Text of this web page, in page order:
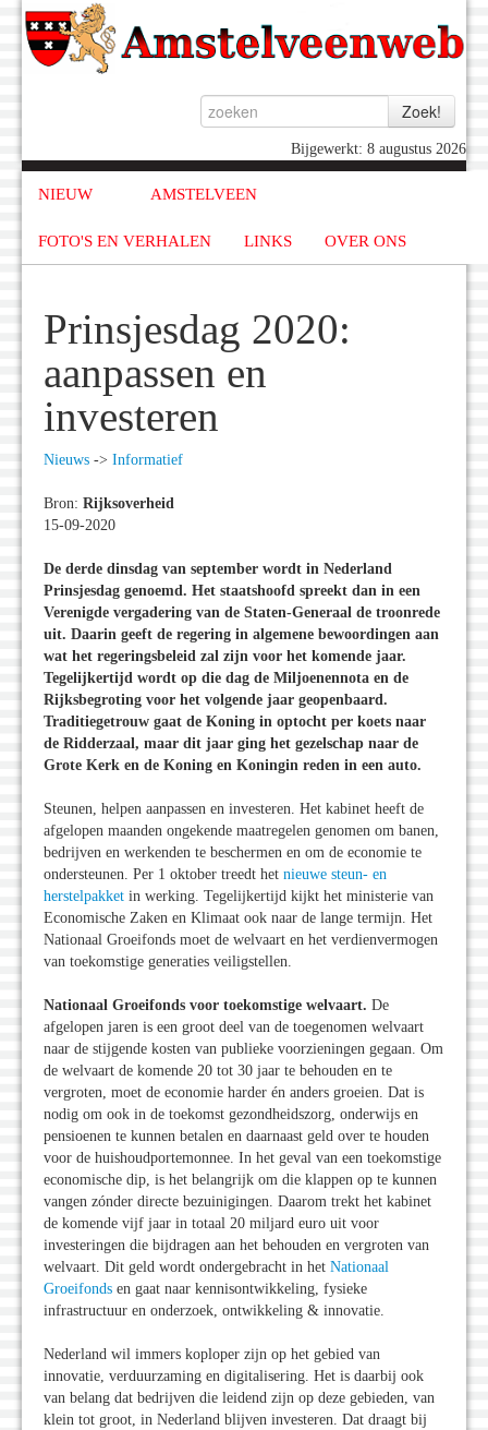
Bijgewerkt: 8 augustus 2026
NIEUW AMSTELVEEN
FOTO'S EN VERHALEN LINKS OVER ONS
Prinsjesdag 2020:
aanpassen en
investeren
Nieuws -> Informatief
Bron: Rijksoverheid
15-09-2020
De derde dinsdag van september wordt in Nederland
Prinsjesdag genoemd. Het staatshoofd spreekt dan in een
Verenigde vergadering van de Staten-Generaal de troonrede
uit. Daarin geeft de regering in algemene bewoordingen aan
wat het regeringsbeleid zal zijn voor het komende jaar.
Tegelijkertijd wordt op die dag de Miljoenennota en de
Rijksbegroting voor het volgende jaar geopenbaard.
Traditiegetrouw gaat de Koning in optocht per koets naar
de Ridderzaal, maar dit jaar ging het gezelschap naar de
Grote Kerk en de Koning en Koningin reden in een auto.
Steunen, helpen aanpassen en investeren. Het kabinet heeft de
afgelopen maanden ongekende maatregelen genomen om banen,
bedrijven en werkenden te beschermen en om de economie te
ondersteunen. Per 1 oktober treedt het nieuwe steun- en
herstelpakket in werking. Tegelijkertijd kijkt het ministerie van
Economische Zaken en Klimaat ook naar de lange termijn. Het
Nationaal Groeifonds moet de welvaart en het verdienvermogen
van toekomstige generaties veiligstellen.
Nationaal Groeifonds voor toekomstige welvaart. De
afgelopen jaren is een groot deel van de toegenomen welvaart
naar de stijgende kosten van publieke voorzieningen gegaan. Om
de welvaart de komende 20 tot 30 jaar te behouden en te
vergroten, moet de economie harder én anders groeien. Dat is
nodig om ook in de toekomst gezondheidszorg, onderwijs en
pensioenen te kunnen betalen en daarnaast geld over te houden
voor de huishoudportemonnee. In het geval van een toekomstige
economische dip, is het belangrijk om die klappen op te kunnen
vangen zónder directe bezuinigingen. Daarom trekt het kabinet
de komende vijf jaar in totaal 20 miljard euro uit voor
investeringen die bijdragen aan het behouden en vergroten van
welvaart. Dit geld wordt ondergebracht in het Nationaal
Groeifonds en gaat naar kennisontwikkeling, fysieke
infrastructuur en onderzoek, ontwikkeling & innovatie.
Nederland wil immers koploper zijn op het gebied van
innovatie, verduurzaming en digitalisering. Het is daarbij ook
van belang dat bedrijven die leidend zijn op deze gebieden, van
klein tot groot, in Nederland blijven investeren. Dat draagt bij